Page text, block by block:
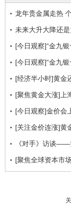
龙年贵金属走热
未来大升大降还
[今日观察]“金九
[今日观察]“金九
[经济半小时]黄金
[聚焦黄金大涨]上
[今日观察]金价会
[关注金价连涨]黄
《对手》访谈——
[聚焦全球资本市